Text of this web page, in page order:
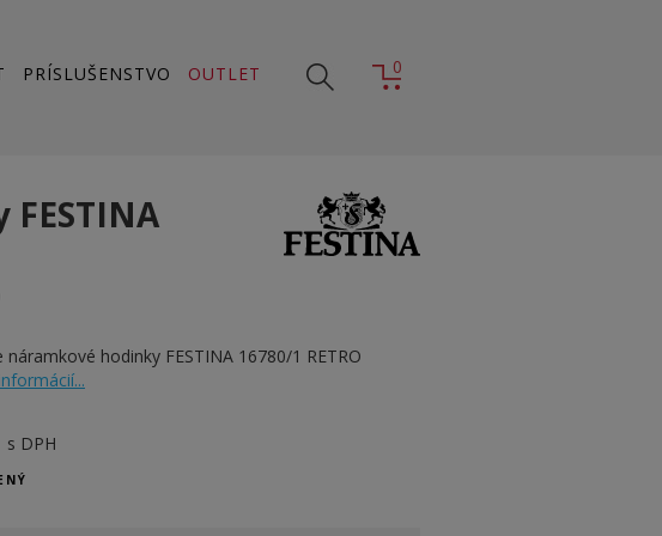
PRÍSLUŠENSTVO OUTLET 0
FESTINA
hodinky FESTINA 16780/1 RETRO
s DPH